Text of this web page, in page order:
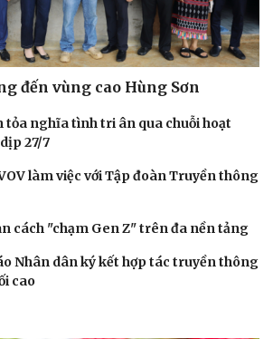
đến vùng cao Hùng Sơn
tỏa nghĩa tình tri ân qua chuỗi hoạt
27/7
làm việc với Tập đoàn Truyền thông
cách "chạm Gen Z" trên đa nền tảng
Nhân dân ký kết hợp tác truyền thông
cao